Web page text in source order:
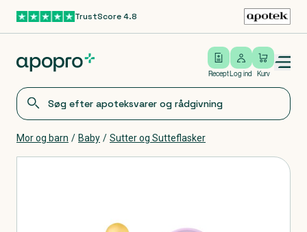
Gå til hovedindholdTrustScore 4.8
Recept
Log ind
Log ind Kurv
Open/close menu
Mor og barn / Baby / Sutter og Sutteflasker